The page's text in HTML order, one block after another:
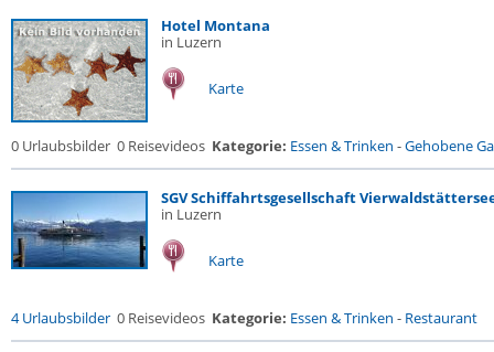
Hotel Montana
in Luzern
Karte
0 Urlaubsbilder 0 Reisevideos Kategorie: Essen & Trinken -Gehobene
SGV Schiffahrtsgesellschaft
in Luzern
Karte
4 Urlaubsbilder 0 Reisevideos Kategorie: Essen & Trinken - Restaurant